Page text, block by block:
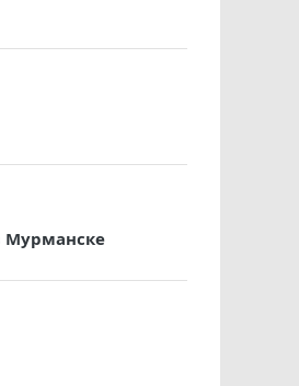
Мурманске